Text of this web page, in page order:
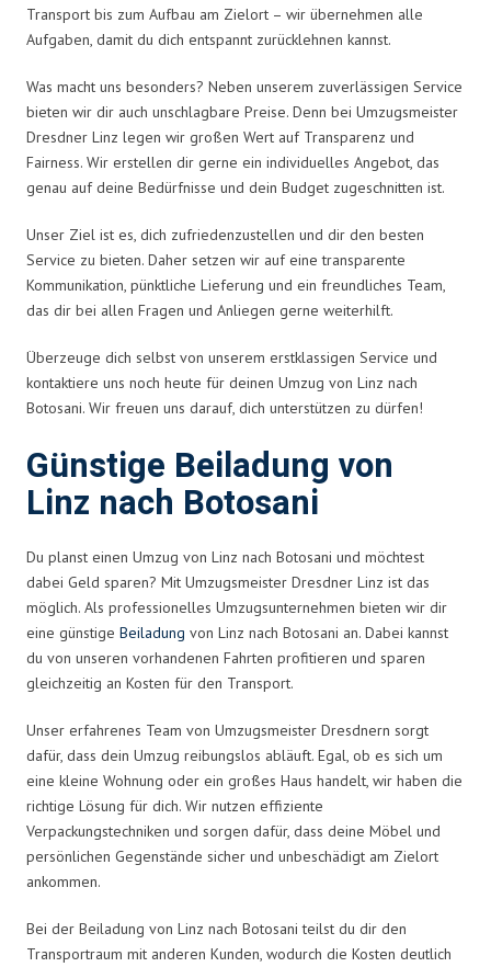
Transport bis zum Aufbau am Zielort – wir übernehmen alle
Aufgaben, damit du dich entspannt zurücklehnen kannst.
Was macht uns besonders? Neben unserem zuverlässigen Service
bieten wir dir auch unschlagbare Preise. Denn bei Umzugsmeister
Dresdner Linz legen wir großen Wert auf Transparenz und
Fairness. Wir erstellen dir gerne ein individuelles Angebot, das
genau auf deine Bedürfnisse und dein Budget zugeschnitten ist.
Unser Ziel ist es, dich zufriedenzustellen und dir den besten
Service zu bieten. Daher setzen wir auf eine transparente
Kommunikation, pünktliche Lieferung und ein freundliches Team,
das dir bei allen Fragen und Anliegen gerne weiterhilft.
Überzeuge dich selbst von unserem erstklassigen Service und
kontaktiere uns noch heute für deinen Umzug von Linz nach
Botosani. Wir freuen uns darauf, dich unterstützen zu dürfen!
Günstige Beiladung von
Linz nach Botosani
Du planst einen Umzug von Linz nach Botosani und möchtest
dabei Geld sparen? Mit Umzugsmeister Dresdner Linz ist das
möglich. Als professionelles Umzugsunternehmen bieten wir dir
eine günstige Beiladung von Linz nach Botosani an. Dabei kannst
du von unseren vorhandenen Fahrten profitieren und sparen
gleichzeitig an Kosten für den Transport.
Unser erfahrenes Team von Umzugsmeister Dresdnern sorgt
dafür, dass dein Umzug reibungslos abläuft. Egal, ob es sich um
eine kleine Wohnung oder ein großes Haus handelt, wir haben die
richtige Lösung für dich. Wir nutzen effiziente
Verpackungstechniken und sorgen dafür, dass deine Möbel und
persönlichen Gegenstände sicher und unbeschädigt am Zielort
ankommen.
Bei der Beiladung von Linz nach Botosani teilst du dir den
Transportraum mit anderen Kunden, wodurch die Kosten deutlich